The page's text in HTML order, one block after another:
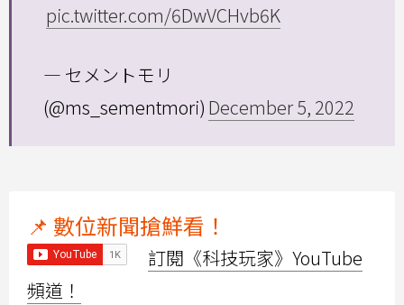
pic.twitter.com/6DwVCHvb6K
— セメントモリ
(@ms_sementmori) December 5, 2022
📌 數位新聞搶鮮看！
訂閱《科技玩家》YouTube
頻道！